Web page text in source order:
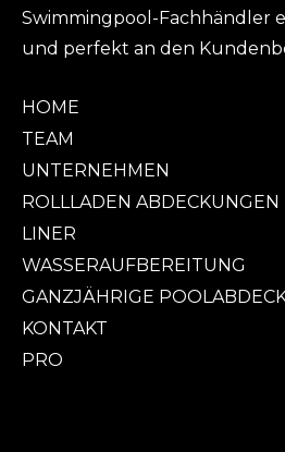
Swimmingpool-Fachhändler
und perfekt an den
HOME
TEAM
UNTERNEHMEN
ROLLLADEN ABDECKUNGEN
LINER
WASSERAUFBEREITUNG
GANZJÄHRIGE
KONTAKT
PRO